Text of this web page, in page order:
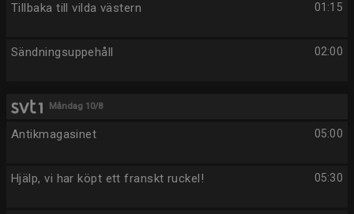
01:15
Tillbaka till vilda västern
02:00
Sändningsuppehåll
Måndag 10/8
05:00
Antikmagasinet
05:30
Hjälp, vi har köpt ett franskt ruckel!